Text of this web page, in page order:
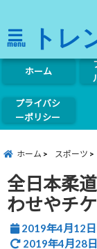
menu トレ
ホーム
プライバシ
ーポリシー
ホーム スポーツ
全日本柔
わせやチ
2019年4月12日
2019年4月28日